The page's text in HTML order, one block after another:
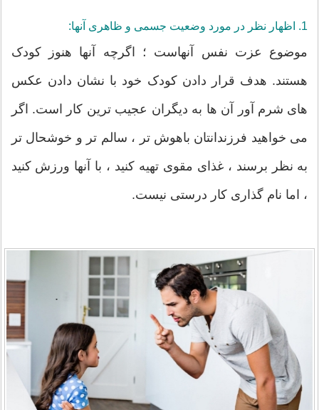
1. اظهار نظر در مورد وضعیت جسمی و ظاهری آنها:
موضوع عزت نفس آنهاست ؛ اگرچه آنها هنوز کودک
هستند. هدف قرار دادن کودک خود با نشان دادن عکس
های شرم آور آن ها به دیگران عجیب ترین کار است. اگر
می خواهید فرزندانتان باهوش تر ، سالم تر و خوشحال تر
به نظر برسند ، غذای مقوی تهیه کنید ، با آنها ورزش کنید
، اما نام گذاری کار درستی نیست.